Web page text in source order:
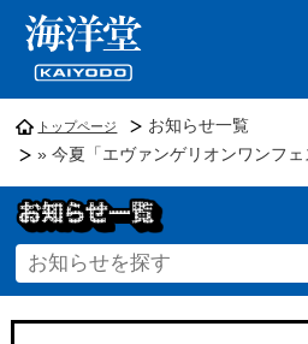
トップページ
お知らせ一覧
» 今夏「エヴァンゲリオンワンフェ